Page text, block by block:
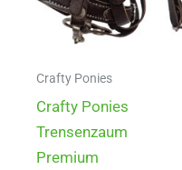
Crafty Ponies
Crafty Ponies
Trensenzaum
Premium